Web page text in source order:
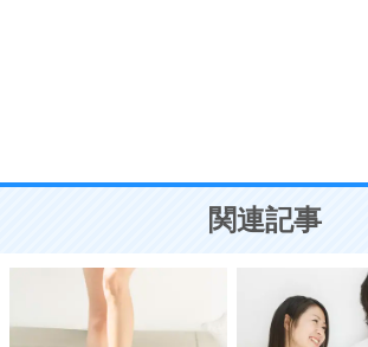
ことが大切。
関連記事